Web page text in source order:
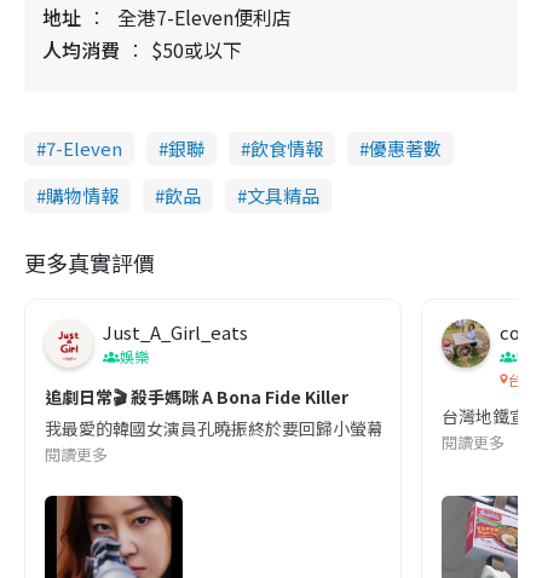
地址
全港7-Eleven便利店
人均消費
$50或以下
7-Eleven 銀聯 飲食情報
優惠著數
購物情報
飲品 文具精品
更多真實評價
Just_A_Girl_eats
娛樂
追劇日常🎬 殺手媽咪 A Bona Fide Killer
我最愛的韓國女演員孔曉振終於要回歸小螢幕啦!這次的劇本改編
閱讀更多
co
吹
台灣
台灣地鐵宣
閱讀更多